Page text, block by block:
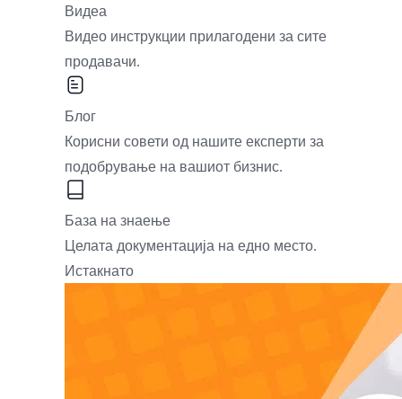
Видеа
Видео инструкции прилагодени за сите
продавачи.
Блог
Корисни совети од нашите експерти за
подобрување на вашиот бизнис.
База на знаење
Целата документација на едно место.
Истакнато